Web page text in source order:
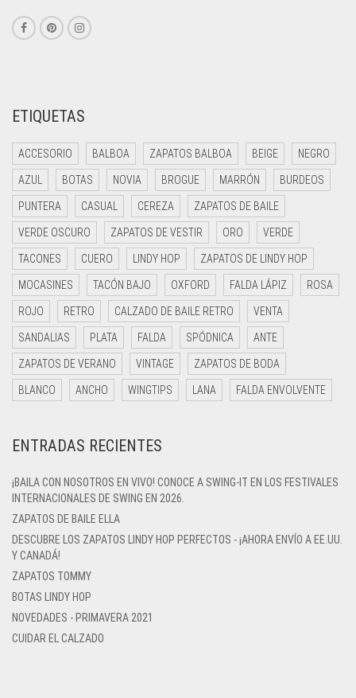
ETIQUETAS
ACCESORIO BALBOA ZAPATOS BALBOA BEIGE NEGRO
AZUL BOTAS NOVIA BROGUE MARRÓN BURDEOS
PUNTERA CASUAL CEREZA ZAPATOS DE BAILE
VERDE OSCURO ZAPATOS DE VESTIR ORO VERDE
TACONES CUERO LINDY HOP ZAPATOS DE LINDY HOP
MOCASINES TACÓN BAJO OXFORD FALDA LÁPIZ ROSA
ROJO RETRO CALZADO DE BAILE RETRO VENTA
SANDALIAS PLATA FALDA SPÓDNICA ANTE
ZAPATOS DE VERANO VINTAGE ZAPATOS DE BODA
BLANCO ANCHO WINGTIPS LANA FALDA ENVOLVENTE
ENTRADAS RECIENTES
¡BAILA CON NOSOTROS EN VIVO! CONOCE A SWING-IT EN LOS FESTIVALES
INTERNACIONALES DE SWING EN 2026.
ZAPATOS DE BAILE ELLA
DESCUBRE LOS ZAPATOS LINDY HOP PERFECTOS - ¡AHORA ENVÍO A EE.UU.
Y CANADÁ!
ZAPATOS TOMMY
BOTAS LINDY HOP
NOVEDADES - PRIMAVERA 2021
CUIDAR EL CALZADO